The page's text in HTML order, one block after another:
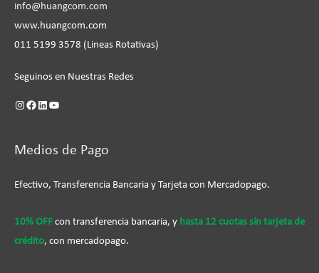
info@huangcom.com
www.huangcom.com
011 5199 3578 (Lineas Rotativas)
Seguinos en Nuestras Redes
Medios de Pago
Efectivo, Transferencia Bancaria y Tarjeta con Mercadopago.
10% OFF con transferencia bancaria, y hasta 12 cuotas sín tarjeta de
crédito, con mercadopago.